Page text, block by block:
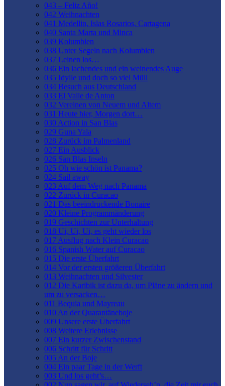
043 – Feliz Año!
042 Weihnachten
041 Medellin, Islas Rosarios, Cartagena
040 Santa Marta und Minca
039 Kolumbien
038 Unter Segeln nach Kolumbien
037 Leinen los…
036 Ein lachendes und ein weinendes Auge
035 Idylle und doch so viel Müll
034 Besuch aus Deutschland
033 El Valle de Anton
032 Vereinen von Neuem und Altem
031 Heute hier, Morgen dort…
030 Action in San Blas
029 Guna Yala
028 Zurück im Palmenland
027 Ein Ausblick
026 San Blas Inseln
025 Oh wie schön ist Panama?
024 Sail away
023 Auf dem Weg nach Panama
022 Zurück in Curacao
021 Das beeindruckende Bonaire
020 Kleine Programmänderung
019 Geschichten zur Unterhaltung
018 Ui, Ui, Ui, es geht wieder los
017 Ausflug nach Klein Curacao
016 Spanish Water auf Curacao
015 Die erste Überfahrt
014 Vor der ersten größeren Überfahrt
013 Weihnachten und Silvester
012 Die Karibik ist dazu da, um Pläne zu ändern und
um zu versacken…
011 Bequia und Mayreau
010 An der Quarantäneboje
009 Unsere erste Überfahrt
008 Weitere Erlebnisse
007 Ein kurzer Zwischenstand
006 Schritt für Schritt
005 An der Boje
004 Ein paar Tage in der Werft
003 Und los geht’s…